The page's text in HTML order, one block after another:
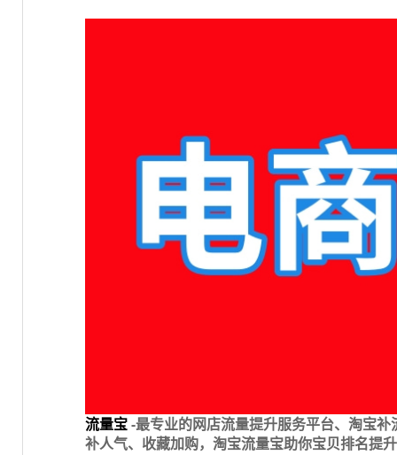
流量宝-最专业的网店流量提升服务平台、淘宝
补人气、收藏加购，淘宝流量宝助你宝贝排名提